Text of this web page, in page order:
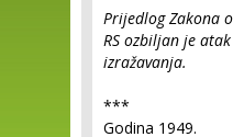
Prijedlog Zakona
RS ozbiljan je
izražavanja.
***
Godina 1949.